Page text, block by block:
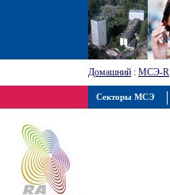
Домашний : МСЭ-R
Секторы МСЭ